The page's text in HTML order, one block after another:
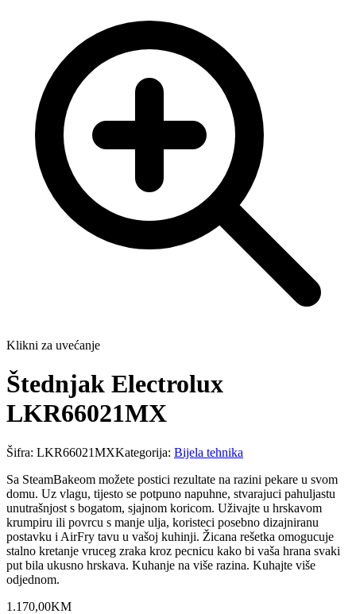
Klikni za uvećanje
Štednjak Electrolux
LKR66021MX
Šifra: LKR66021MXKategorija: Bijela tehnika
Sa SteamBakeom možete postici rezultate na razini pekare u svom
domu. Uz vlagu, tijesto se potpuno napuhne, stvarajuci pahuljastu
unutrašnjost s bogatom, sjajnom koricom. Uživajte u hrskavom
krumpiru ili povrcu s manje ulja, koristeci posebno dizajniranu
postavku i AirFry tavu u vašoj kuhinji. Žicana rešetka omogucuje
stalno kretanje vruceg zraka kroz pecnicu kako bi vaša hrana svaki
put bila ukusno hrskava. Kuhanje na više razina. Kuhajte više
odjednom.
1.170,00KM